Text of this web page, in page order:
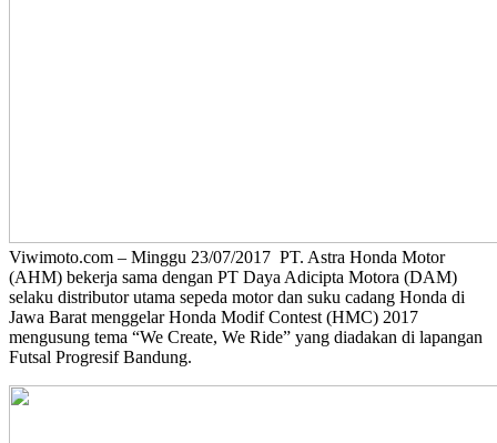
Viwimoto.com – Minggu 23/07/2017 PT. Astra Honda Motor
(AHM) bekerja sama dengan PT Daya Adicipta Motora (DAM)
selaku distributor utama sepeda motor dan suku cadang Honda di
Jawa Barat menggelar Honda Modif Contest (HMC) 2017
mengusung tema “We Create, We Ride” yang diadakan di lapangan
Futsal Progresif Bandung.